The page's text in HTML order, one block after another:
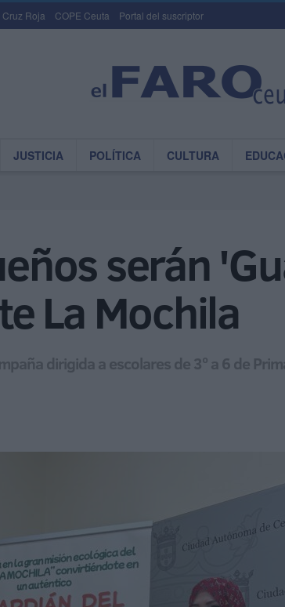
Cruz Roja COPE Ceuta Portal del suscriptor
JUSTICIA POLÍTICA CULTURA
serán
La Mochila
dirigida a escolares de 3º a 6 de